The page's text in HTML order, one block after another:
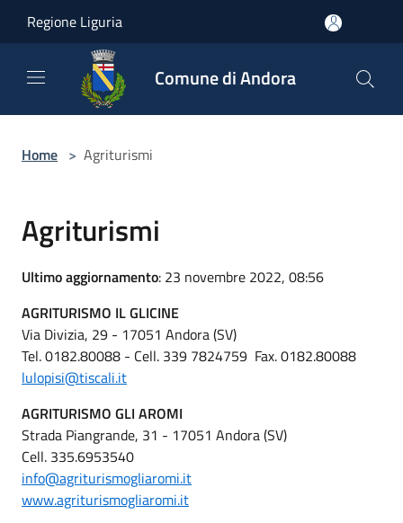
Regione Liguria
Comune di Andora
Home > Agriturismi
Agriturismi
Ultimo aggiornamento: 23 novembre 2022, 08:56
AGRITURISMO IL GLICINE
Via Divizia, 29 - 17051 Andora (SV)
Tel. 0182.80088 - Cell. 339 7824759 Fax. 0182.80088
lulopisi@tiscali.it
AGRITURISMO GLI AROMI
Strada Piangrande, 31 - 17051 Andora (SV)
Cell. 335.6953540
info@agriturismogliaromi.it
www.agriturismogliaromi.it